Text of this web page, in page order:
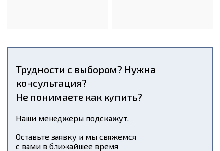
Трудности с выбором? Нужна
консультация?
Не понимаете как купить?
Наши менеджеры подскажут.
Оставьте заявку и мы свяжемся
с вами в ближайшее время